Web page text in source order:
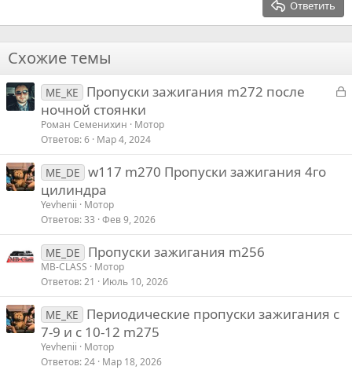
22
26
Times New Roman
Verdana
Ответить
Схожие темы
З
ME_KE
Пропуски зажигания m272 после
ночной стоянки
Роман Семенихин
Мотор
Ответов 6 Мар 4, 2024
ME_DE w117 m270 Пропуски зажигания 4го
цилиндра
Yevhenii
Мотор
Ответов 33 Фев 9, 2026
ME_DE Пропуски зажигания m256
MB-CLASS
Мотор
Ответов 21 Июль 10, 2026
ME_KE
Периодические пропуски зажигания с
7-9 и с 10-12 m275
Yevhenii
Мотор
Ответов 24 Мар 18, 2026